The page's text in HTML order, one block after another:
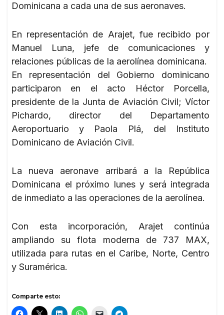
Dominicana a cada una de sus aeronaves.
En representación de Arajet, fue recibido por
Manuel Luna, jefe de comunicaciones y
relaciones públicas de la aerolínea dominicana.
En representación del Gobierno dominicano
participaron en el acto Héctor Porcella,
presidente de la Junta de Aviación Civil; Víctor
Pichardo, director del Departamento
Aeroportuario y Paola Plá, del Instituto
Dominicano de Aviación Civil.
La nueva aeronave arribará a la República
Dominicana el próximo lunes y será integrada
de inmediato a las operaciones de la aerolínea.
Con esta incorporación, Arajet continúa
ampliando su flota moderna de 737 MAX,
utilizada para rutas en el Caribe, Norte, Centro
y Suramérica.
Comparte esto: